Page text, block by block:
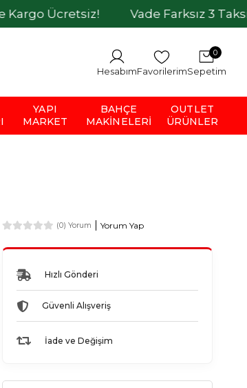
Vade Farksız 3 Taksit İmkanı
HesabımFavorilerim
0
Sepetim
YAPI
MARKET
BAHÇE
MAKINELERI
OUTLET
ÜRÜNLER
(0) Yorum Yorum Yap
Hızlı Gönderi
Güvenli Alışveriş
İade ve Değişim